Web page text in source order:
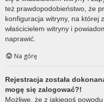
też prawdopodobieństwo, że
konfiguracja witryny, na której
właścicielem witryny i
naprawić.
Na górę
Rejestracja została
mogę się zalogować?!
Możliwe, że z jakiegoś